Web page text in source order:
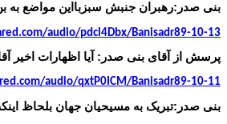
بنی صدر:رهبران جنبش سبزبااین مواضع به
audio/pdcl4Dbx/Banisadr89-10-13
پرسش از آقای بنی صدر: آیا اظهارات
audio/qxtP0ICM/Banisadr89-10-11
بنی صدر:تبریک به مسیحیان جهان بلحاظ